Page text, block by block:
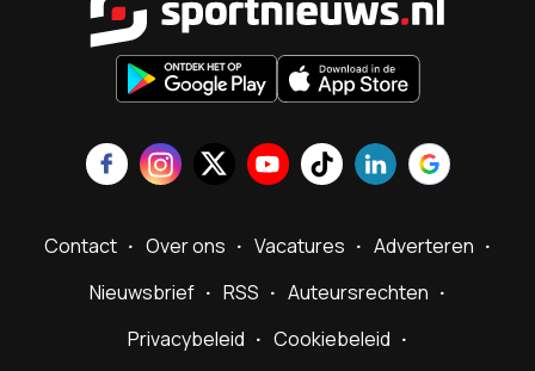
Contact Over ons Vacatures
Adverteren
Nieuwsbrief
RSS
Auteursrechten
Privacybeleid
Cookiebeleid